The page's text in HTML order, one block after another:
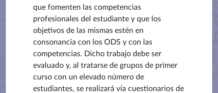
que fomenten las competencias
profesionales del estudiante y que los
objetivos de las mismas estén en
consonancia con los ODS y con las
competencias. Dicho trabajo debe ser
evaluado y, al tratarse de grupos de primer
curso con un elevado número de
estudiantes, se realizará vía cuestionarios de